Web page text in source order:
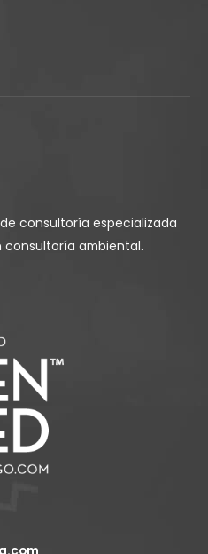
consultoría especializada
consultoría ambiental.